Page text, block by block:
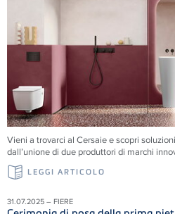
Vieni a trovarci al Cersaie e scopri soluzioni
dall’unione di due produttori di marchi
LEGGI ARTICOLO
31.07.2025 – FIERE